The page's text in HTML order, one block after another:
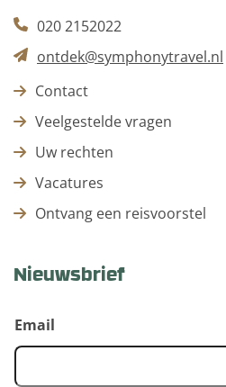
020 2152022
ontdek@symphonytravel.nl
Contact
Veelgestelde vragen
Uw rechten
Vacatures
Ontvang een reisvoorstel
Nieuwsbrief
Email